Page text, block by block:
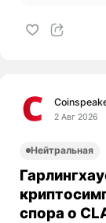
2 Авг 2026
Нейтральная
спора о